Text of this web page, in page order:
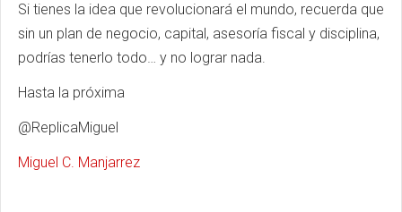
Si tienes la idea que revolucionará el mundo, recuerda que
sin un plan de negocio, capital, asesoría fiscal y disciplina,
podrías tenerlo todo… y no lograr nada.
Hasta la próxima
@ReplicaMiguel
Miguel C. Manjarrez